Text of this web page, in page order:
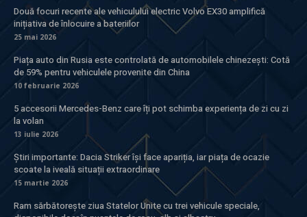
Două focuri recente ale vehiculului electric Volvo EX30 amplifică
inițiativa de înlocuire a bateriilor
25 mai 2026
Piața auto din Rusia este controlată de automobilele chinezești: Cotă
de 59% pentru vehiculele provenite din China
10 februarie 2026
5 accesorii Mercedes-Benz care îți pot schimba experiența de zi cu zi
la volan
13 iulie 2026
Știri importante: Dacia Striker își face apariția, iar piața de ocazie
scoate la iveală situații extraordinare
15 martie 2026
Ram sărbătorește ziua Statelor Unite cu trei vehicule speciale,